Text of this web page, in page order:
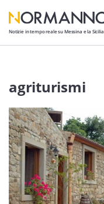
Notizie in tempo reale su Messina e la Sicilia
Attualità
Cronaca
Politica
Cultura
Lavoro
Società
agriturismi